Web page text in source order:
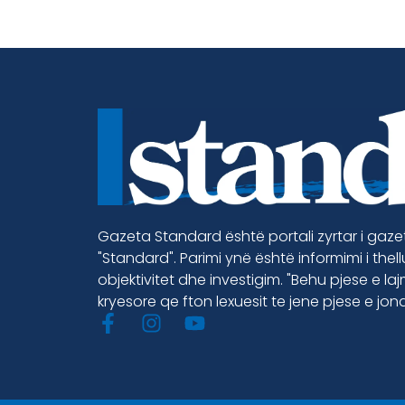
Gazeta Standard është portali zyrtar i
"Standard". Parimi ynë është informimi i
objektivitet dhe investigim. "Behu pjese e
kryesore qe fton lexuesit te jene pjese e